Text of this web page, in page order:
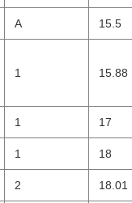
Α 15.5
1 15.88
1 17
1 18
2 18.01